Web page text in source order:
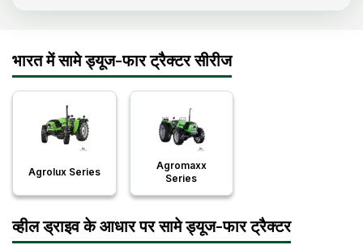
तुलना में बेहतर खींचने की शक्ति, ज्यादा मजबूत हाइड्रॉलिक्स और
ज्यादा उपकरणों के लिए सपोर्ट देते हैं।
भारत में सामे ड्यूज-फार ट्रैक्टर सीरीज
Agrolux Series
Agromaxx
Series
व्हील ड्राइव के आधार पर सामे ड्यूज-फार ट्रैक्टर